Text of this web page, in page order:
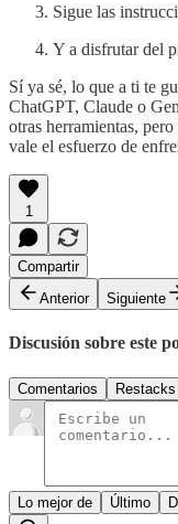
Sigue las
Y a disfrutar del
Sí ya sé, lo que a ti te
ChatGPT, Claude o
otras herramientas,
vale el esfuerzo de
1
Compartir
Anterior
Siguiente
Discusión sobre este
Comentarios Restacks
Lo mejor de Último